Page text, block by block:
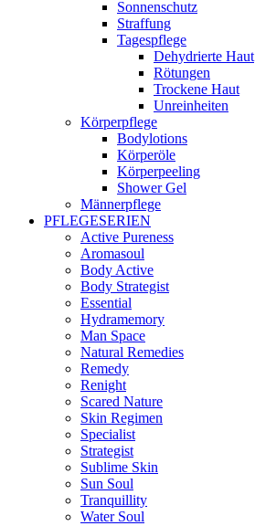
Sonnenschutz
Straffung
Tagespflege
Dehydrierte Haut
Rötungen
Trockene Haut
Unreinheiten
Körperpflege
Bodylotions
Körperöle
Körperpeeling
Shower Gel
Männerpflege
PFLEGESERIEN
Active Pureness
Aromasoul
Body Active
Body Strategist
Essential
Hydramemory
Man Space
Natural Remedies
Remedy
Renight
Scared Nature
Skin Regimen
Specialist
Strategist
Sublime Skin
Sun Soul
Tranquillity
Water Soul